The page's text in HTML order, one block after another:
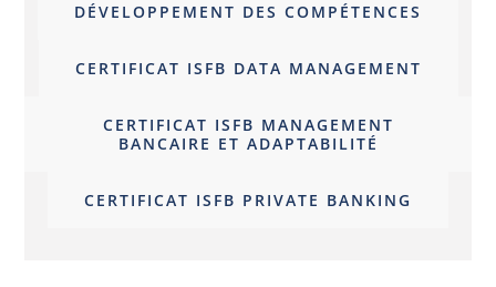
DÉVELOPPEMENT DES COMPÉTENCES
CERTIFICAT ISFB DATA MANAGEMENT
CERTIFICAT ISFB MANAGEMENT
BANCAIRE ET ADAPTABILITÉ
CERTIFICAT ISFB PRIVATE BANKING